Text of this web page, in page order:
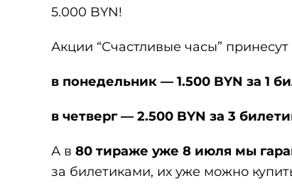
5.000 BYN!
Акции “Счастливые часы”
в понедельник — 1.500 BYN за 1
в четверг — 2.500 BYN за 3
А в 80 тираже уже 8 июля мы
за билетиками, их уже можно